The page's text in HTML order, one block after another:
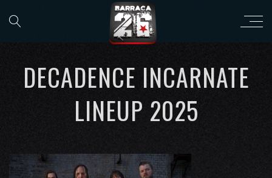
DECADENCE INCARNATE
LINEUP 2025